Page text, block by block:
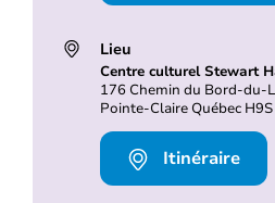
Lieu
Centre culturel Stewart
176 Chemin du Bord-du-
Pointe-Claire Québec H9S
Itinéraire